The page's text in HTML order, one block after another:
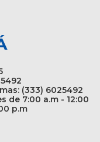
(333) 6025492
de 7:00 a.m - 12:00
p.m